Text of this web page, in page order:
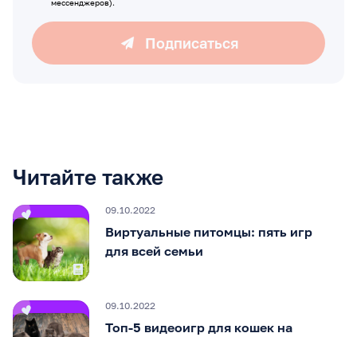
мессенджеров).
Подписаться
Читайте также
09.10.2022
Виртуальные питомцы: пять игр
для всей семьи
09.10.2022
Топ-5 видеоигр для кошек на